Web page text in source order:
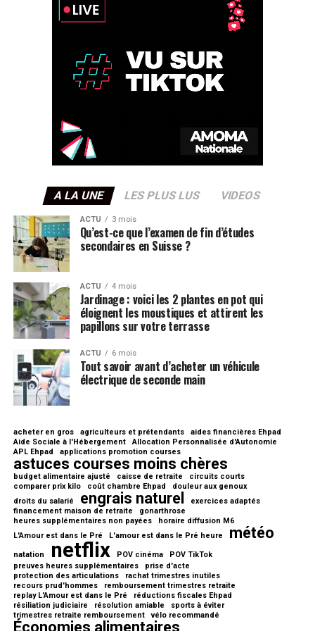
A LA UNE LES PLUS LUS VIDEOS
ACTU 3 mois
Qu’est-ce que l’examen de fin d’études
secondaires en Suisse ?
ACTU 4 mois
Jardinage : voici les 2 plantes en pot qui
éloignent les moustiques et attirent les
papillons sur votre terrasse
ACTU 6 mois
Tout savoir avant d’acheter un véhicule
électrique de seconde main
acheter en gros agriculteurs et prétendants
aides financières Ehpad
Aide Sociale à l'Hébergement
Allocation Personnalisée d'Autonomie
APL Ehpad
applications promotion courses
astuces courses moins chères
budget alimentaire ajusté caisse de retraite
circuits courts
comparer prix kilo
coût chambre Ehpad
douleur aux genoux
droits du salarié
engrais naturel
exercices adaptés
financement maison de retraite
gonarthrose
heures supplémentaires non payées
horaire diffusion M6
L'Amour est dans le Pré
L'amour est dans le Pré heure météo
natation netflix POV cinéma
POV TikTok
preuves heures supplémentaires
prise d'acte
protection des articulations
rachat trimestres inutiles
recours prud'hommes
remboursement trimestres retraite
replay L'Amour est dans le Pré
réductions fiscales Ehpad
résiliation judiciaire
résolution amiable
sports à éviter
trimestres retraite remboursement
vélo recommandé
Économies alimentaires